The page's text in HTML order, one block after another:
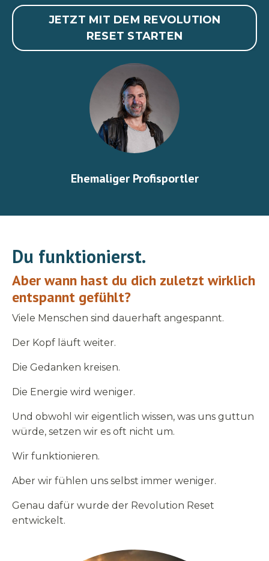
JETZT MIT DEM REVOLUTION
RESET STARTEN
4-facher Vater
Du funktionierst.
Aber wann hast du dich zuletzt wirklich
entspannt gefühlt?
Viele Menschen sind dauerhaft angespannt.
Der Kopf läuft weiter.
Die Gedanken kreisen.
Die Energie wird weniger.
Und obwohl wir eigentlich wissen, was uns guttun
würde, setzen wir es oft nicht um.
Wir funktionieren.
Aber wir fühlen uns selbst immer weniger.
Genau dafür wurde der Revolution Reset
entwickelt.